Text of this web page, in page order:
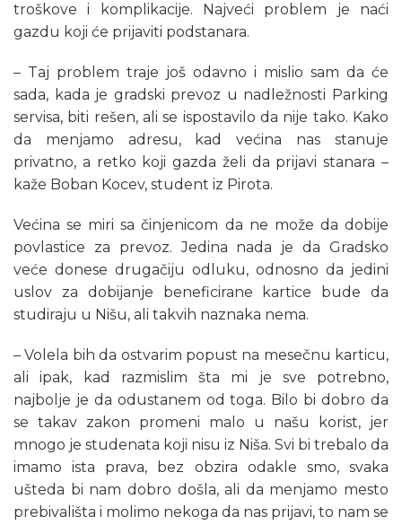
troškove i komplikacije. Najveći problem je naći
gazdu koji će prijaviti podstanara.
– Taj problem traje još odavno i mislio sam da će
sada, kada je gradski prevoz u nadležnosti Parking
servisa, biti rešen, ali se ispostavilo da nije tako. Kako
da menjamo adresu, kad većina nas stanuje
privatno, a retko koji gazda želi da prijavi stanara –
kaže Boban Kocev, student iz Pirota.
Većina se miri sa činjenicom da ne može da dobije
povlastice za prevoz. Jedina nada je da Gradsko
veće donese drugačiju odluku, odnosno da jedini
uslov za dobijanje beneficirane kartice bude da
studiraju u Nišu, ali takvih naznaka nema.
– Volela bih da ostvarim popust na mesečnu karticu,
ali ipak, kad razmislim šta mi je sve potrebno,
najbolje je da odustanem od toga. Bilo bi dobro da
se takav zakon promeni malo u našu korist, jer
mnogo je studenata koji nisu iz Niša. Svi bi trebalo da
imamo ista prava, bez obzira odakle smo, svaka
ušteda bi nam dobro došla, ali da menjamo mesto
prebivališta i molimo nekoga da nas prijavi, to nam se